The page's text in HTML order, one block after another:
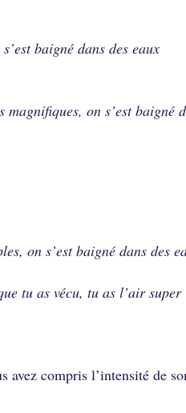
baigné dans des eaux
on s’est baigné
on s’est baigné dans des
tu as vécu, tu as l’air super
avez compris l’intensité de